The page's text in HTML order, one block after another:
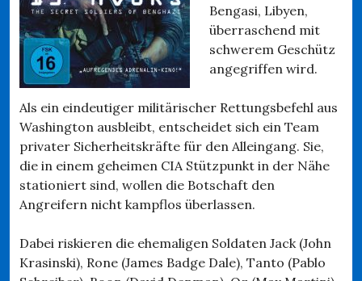
Bengasi, Libyen,
überraschend mit
schwerem Geschütz
angegriffen wird.
Als ein eindeutiger militärischer Rettungsbefehl aus
Washington ausbleibt, entscheidet sich ein Team
privater Sicherheitskräfte für den Alleingang. Sie,
die in einem geheimen CIA Stützpunkt in der Nähe
stationiert sind, wollen die Botschaft den
Angreifern nicht kampflos überlassen.
Dabei riskieren die ehemaligen Soldaten Jack (John
Krasinski), Rone (James Badge Dale), Tanto (Pablo